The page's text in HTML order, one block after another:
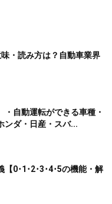
・読み方は？自動車業界
・自動運転ができる車種・
ンダ・日産・スバ...
【0･1･2･3･4･5の機能・解